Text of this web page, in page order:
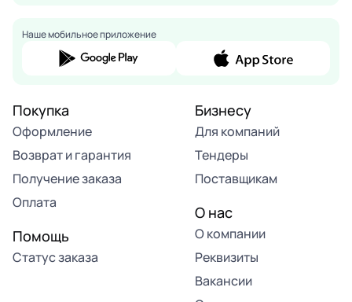
Наше мобильное приложение
Покупка
Оформление
Возврат и гарантия
Получение заказа
Оплата
Помощь
Статус заказа
Бизнесу
Для компаний
Тендеры
Поставщикам
О нас
О компании
Реквизиты
Вакансии